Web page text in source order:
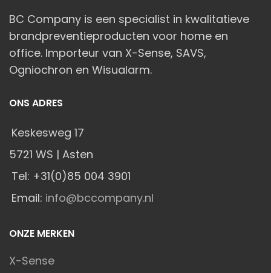
BC Company is een specialist in kwalitatieve
brandpreventieproducten voor home en
office. Importeur van X-Sense, SAVS,
Ogniochron en Wisualarm.
ONS ADRES
Keskesweg 17
5721 WS | Asten
Tel: +31(0)85 004 3901
Email: info@bccompany.nl
ONZE MERKEN
X-Sense